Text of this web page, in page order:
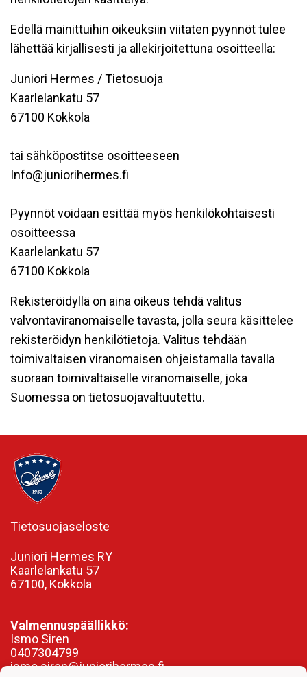
Edellä mainittuihin oikeuksiin viitaten pyynnöt tulee
lähettää kirjallisesti ja allekirjoitettuna osoitteella:
Juniori Hermes / Tietosuoja
Kaarlelankatu 57
67100 Kokkola
tai sähköpostitse osoitteeseen
Info@juniorihermes.fi
Pyynnöt voidaan esittää myös henkilökohtaisesti
osoitteessa
Kaarlelankatu 57
67100 Kokkola
Rekisteröidyllä on aina oikeus tehdä valitus
valvontaviranomaiselle tavasta, jolla seura käsittelee
rekisteröidyn henkilötietoja. Valitus tehdään
toimivaltaisen viranomaisen ohjeistamalla tavalla
suoraan toimivaltaiselle viranomaiselle, joka
Suomessa on tietosuojavaltuutettu.
Tietosuojaseloste
Juniori Hermes RY
Kaarlelankatu 57
67100, Kokkola
Valmennuspäällikkö:
Ismo Siren
0407304799
ismo.siren@juniorihermes.fi